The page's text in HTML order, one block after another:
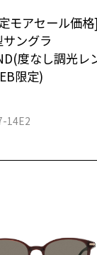
面にて度数入力
ような金属と一
いて、レンズ交換
モアセール価
ングラ
度なし調光レ
限定)
14E2